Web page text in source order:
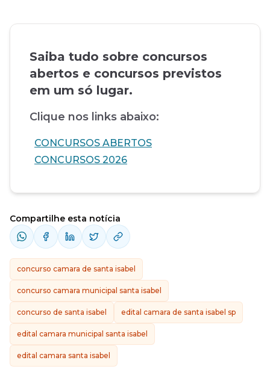
Saiba tudo sobre concursos
abertos e concursos previstos
em um só lugar.
Clique nos links abaixo:
CONCURSOS ABERTOS
CONCURSOS 2026
Compartilhe esta notícia
concurso camara de santa isabel
concurso camara municipal santa isabel
concurso de santa isabel edital camara de santa isabel sp
edital camara municipal santa isabel
edital camara santa isabel